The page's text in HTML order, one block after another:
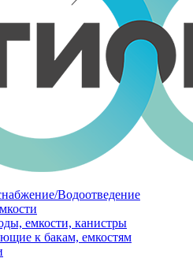
Водоотведение
емкости, канистры
к бакам, емкостям